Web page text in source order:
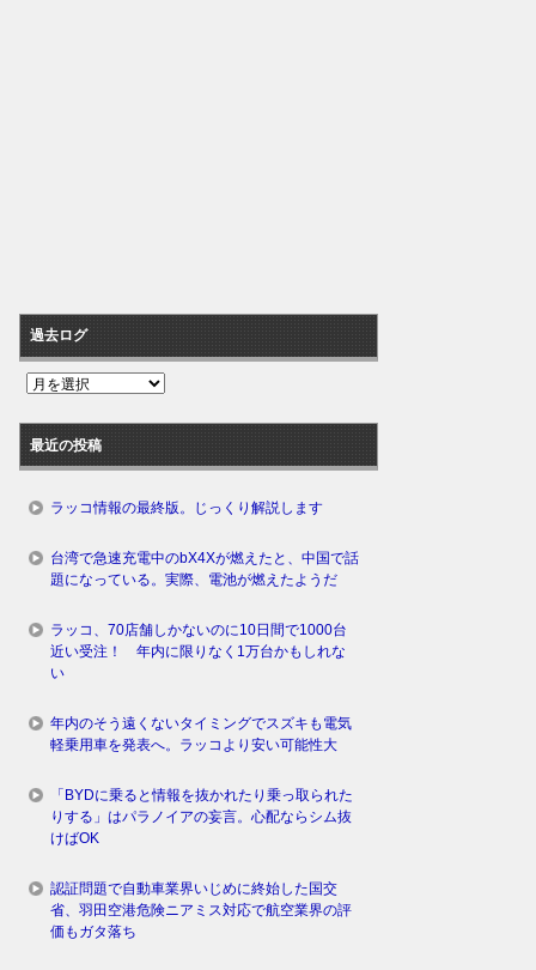
過去ログ
過
ロ
グ
最近の投稿
ラッコ情報の最終版。じっくり解説します
台湾で急速充電中のbX4Xが燃えたと、中国で話
題になっている。実際、電池が燃えたようだ
ラッコ、70店舗しかないのに10日間で1000台
近い受注！ 年内に限りなく1万台かもしれな
い
年内のそう遠くないタイミングでスズキも電気
軽乗用車を発表へ。ラッコより安い可能性大
「BYDに乗ると情報を抜かれたり乗っ取られた
りする」はパラノイアの妄言。心配ならシム抜
けばOK
認証問題で自動車業界いじめに終始した国交
省、羽田空港危険ニアミス対応で航空業界の評
価もガタ落ち